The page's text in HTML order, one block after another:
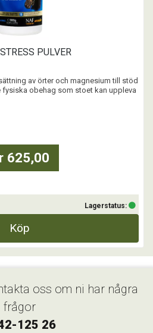
PULVER
av örter och magnesium till stöd
obehag som stoet kan uppleva
brunst
ston som ...
625,00
Lagerstatus:
Köp
oss om ni har några
frågor
125 26